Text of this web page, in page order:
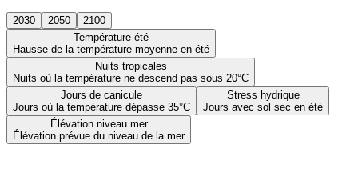
2030 2050
2100
Température été
Hausse de la température moyenne en été
Nuits tropicales
Nuits où la température ne descend pas sous 20°C
Jours de canicule
Jours où la température dépasse 35°C
Stress hydrique
Jours avec sol sec en été
Élévation niveau mer
Élévation prévue du niveau de la mer